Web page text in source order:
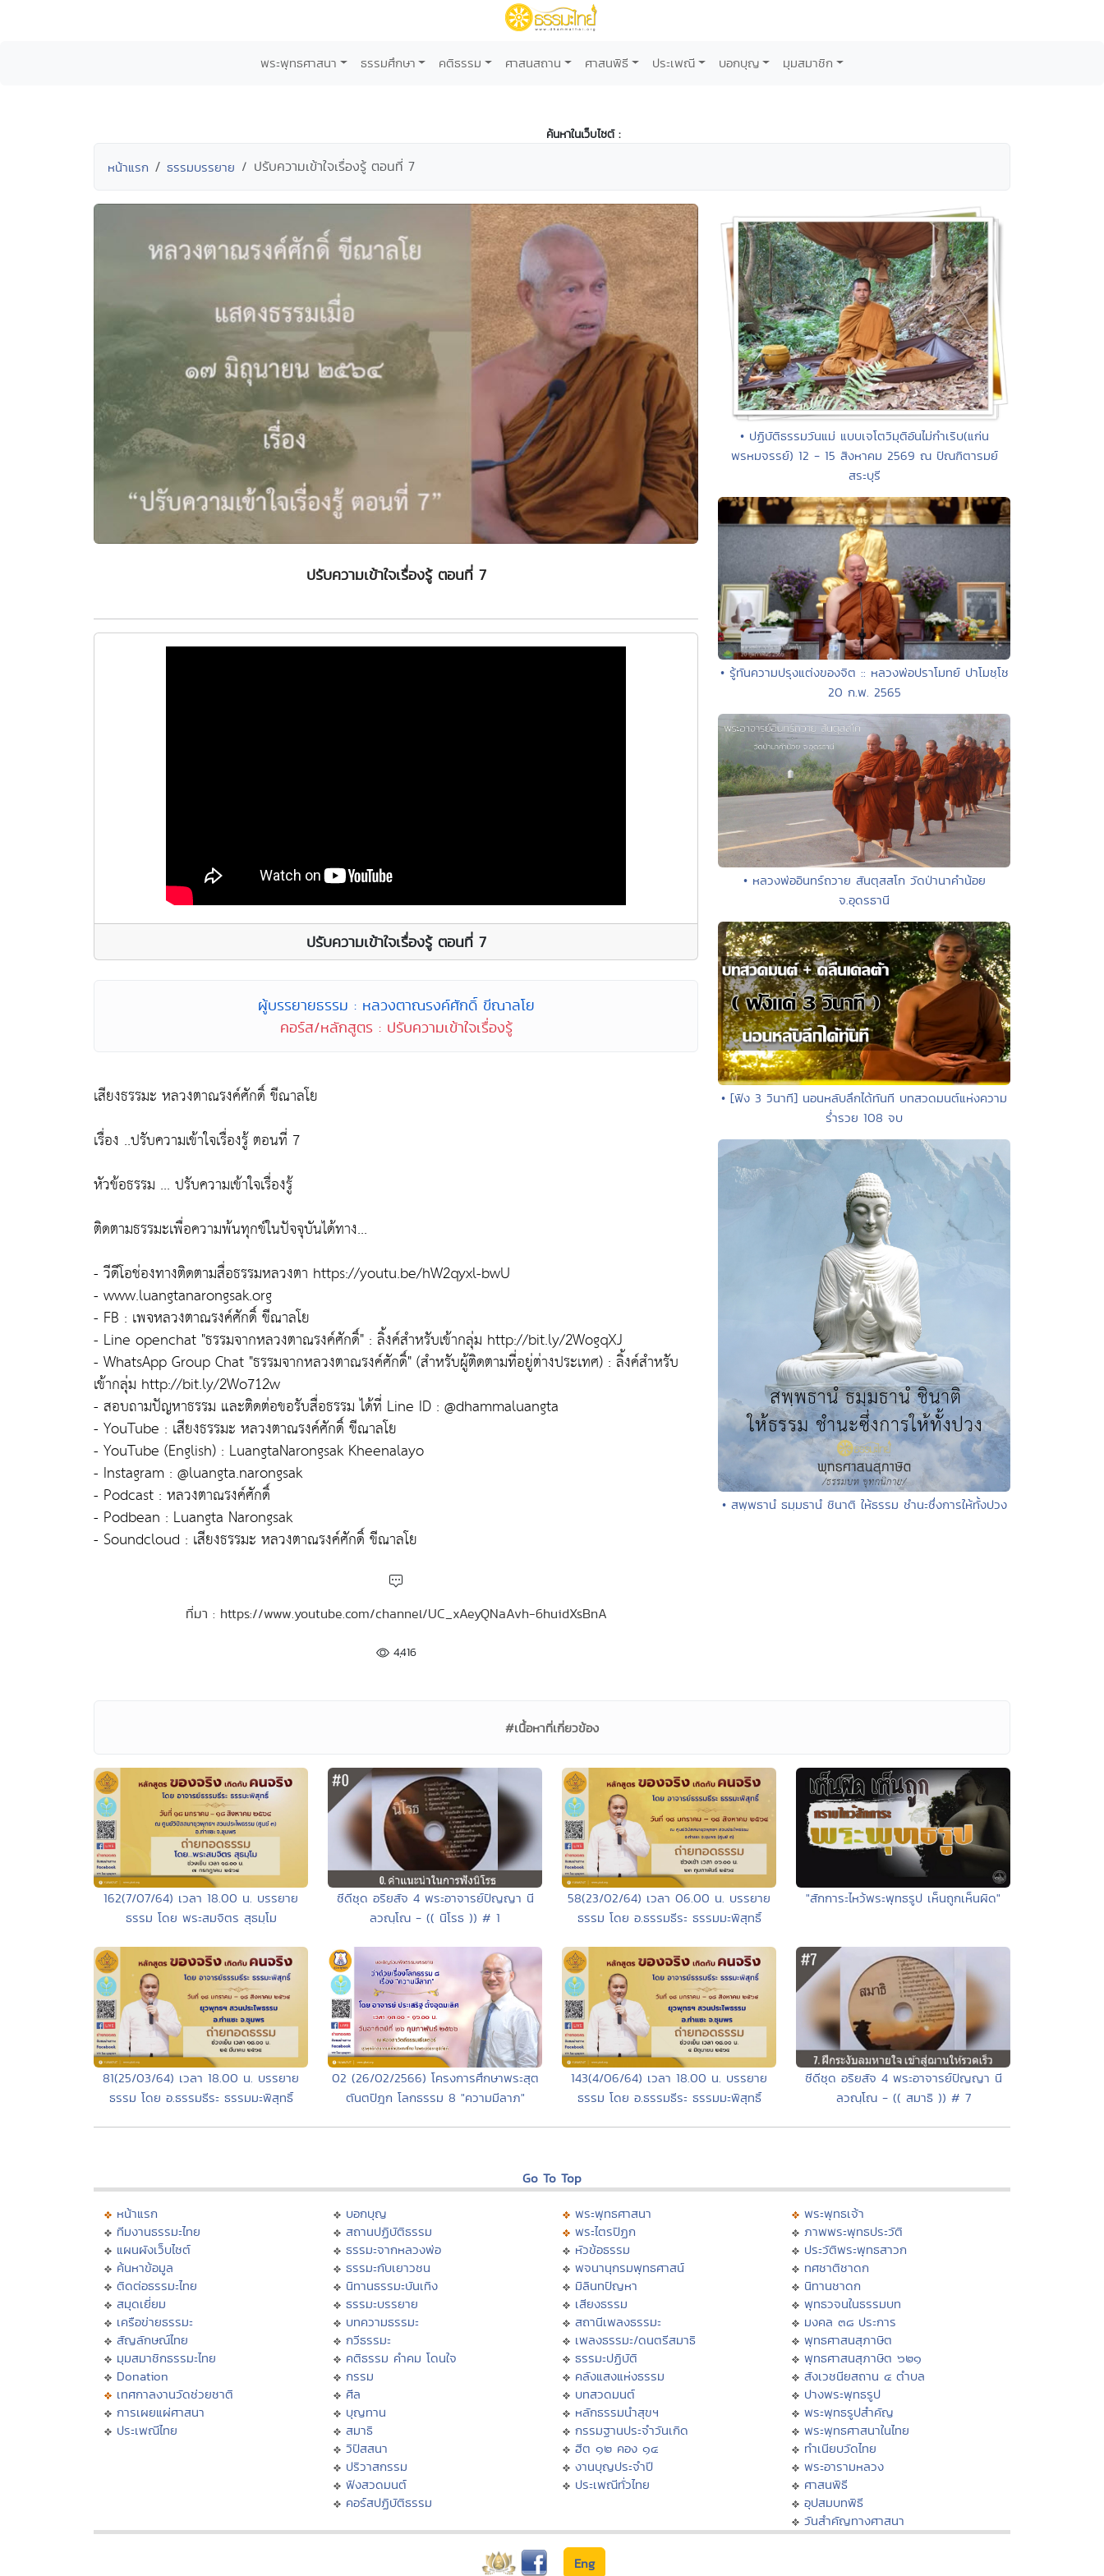
พระพุทธศาสนา ธรรมศึกษา คติธรรม ศาสนสถาน ศาสนพิธี ประเพณี บอกบุญ มุมสมาชิก
ค้นหาในเว็บไซต์ :
หน้าแรก ธรรมบรรยาย ปรับความเข้าใจเรื่องรู้ ตอนที่ 7
ปรับความเข้าใจเรื่องรู้ ตอนที่ 7
ปรับความเข้าใจเรื่องรู้ ตอนที่ 7
ผู้บรรยายธรรม : หลวงตาณรงค์ศักดิ์ ขีณาลโย
คอร์ส/หลักสูตร : ปรับความเข้าใจเรื่องรู้
เสียงธรรมะ หลวงตาณรงค์ศักดิ์ ขีณาลโย
เรื่อง ..ปรับความเข้าใจเรื่องรู้ ตอนที่ 7
หัวข้อธรรม ... ปรับความเข้าใจเรื่องรู้
ติดตามธรรมะเพื่อความพ้นทุกข์ในปัจจุบันได้ทาง...
- วีดีโอช่องทางติดตามสื่อธรรมหลวงตา https://youtu.be/hW2qyxl-bwU
- www.luangtanarongsak.org
- FB : เพจหลวงตาณรงค์ศักดิ์ ขีณาลโย
- Line openchat "ธรรมจากหลวงตาณรงค์ศักดิ์" : ลิ้งค์สำหรับเข้ากลุ่ม http://bit.ly/2WogqXJ
- WhatsApp Group Chat "ธรรมจากหลวงตาณรงค์ศักดิ์" (สำหรับผู้ติดตามที่อยู่ต่างประเทศ) : ลิ้งค์สำหรับ
เข้ากลุ่ม http://bit.ly/2Wo712w
- สอบถามปัญหาธรรม และติดต่อขอรับสื่อธรรม ได้ที่ Line ID : @dhammaluangta
- YouTube : เสียงธรรมะ หลวงตาณรงค์ศักดิ์ ขีณาลโย
- YouTube (English) : LuangtaNarongsak Kheenalayo
- Instagram : @luangta.narongsak
- Podcast : หลวงตาณรงค์ศักดิ์
- Podbean : Luangta Narongsak
- Soundcloud : เสียงธรรมะ หลวงตาณรงค์ศักดิ์ ขีณาลโย
ที่มา : https://www.youtube.com/channel/UC_xAeyQNaAvh-6huidXsBnA
4,416
• ปฏิบัติธรรมวันแม่ แบบเจโตวิมุติอันไม่กำเริบ(แก่น
พรหมจรรย์) 12 - 15 สิงหาคม 2569 ณ ปัณฑิตารมย์
สระบุรี
• รู้ทันความปรุงแต่งของจิต :: หลวงพ่อปราโมทย์ ปาโมชฺโช
20 ก.พ. 2565
• หลวงพ่ออินทร์ถวาย สันตุสสโก วัดป่านาคำน้อย
จ.อุดรธานี
• [ฟัง 3 วินาที] นอนหลับลึกได้ทันที บทสวดมนต์แห่งความ
ร่ำรวย 108 จบ
• สพฺพธานํ ธมฺมธานํ ชินาติ ให้ธรรม ชำนะซึ่งการให้ทั้งปวง
#เนื้อหาที่เกี่ยวข้อง
162(7/07/64) เวลา 18.00 น. บรรยาย
ธรรม โดย พระสมจิตร สุธมฺโม
ซีดีชุด อริยสัจ 4 พระอาจารย์ปัญญา นี
ลวณฺโณ - (( นิโรธ )) # 1
58(23/02/64) เวลา 06.00 น. บรรยาย
ธรรม โดย อ.ธรรมธีระ ธรรมมะพิสุทธิ์
"สักการะไหว้พระพุทธรูป เห็นถูกเห็นผิด"
81(25/03/64) เวลา 18.00 น. บรรยาย
ธรรม โดย อ.ธรรมธีระ ธรรมมะพิสุทธิ์
02 (26/02/2566) โครงการศึกษาพระสุต
ตันตปิฎก โลกธรรม 8 "ความมีลาภ"
143(4/06/64) เวลา 18.00 น. บรรยาย
ธรรม โดย อ.ธรรมธีระ ธรรมมะพิสุทธิ์
ซีดีชุด อริยสัจ 4 พระอาจารย์ปัญญา นี
ลวณฺโณ - (( สมาธิ )) # 7
Go To Top
หน้าแรก
ทีมงานธรรมะไทย
แผนผังเว็บไซต์
ค้นหาข้อมูล
ติดต่อธรรมะไทย
สมุดเยี่ยม
เครือข่ายธรรมะ
สัญลักษณ์ไทย
มุมสมาชิกธรรมะไทย
Donation
เทศกาลงานวัดช่วยชาติ
การเผยแผ่ศาสนา
ประเพณีไทย
บอกบุญ
สถานปฏิบัติธรรม
ธรรมะจากหลวงพ่อ
ธรรมะกับเยาวชน
นิทานธรรมะบันเทิง
ธรรมะบรรยาย
บทความธรรมะ
กวีธรรมะ
คติธรรม คำคม โดนใจ
กรรม
ศีล
บุญทาน
สมาธิ
วิปัสสนา
ปริวาสกรรม
ฟังสวดมนต์
คอร์สปฏิบัติธรรม
พระพุทธศาสนา
พระไตรปิฏก
หัวข้อธรรม
พจนานุกรมพุทธศาสน์
มิลินทปัญหา
เสียงธรรม
สถานีเพลงธรรมะ
เพลงธรรมะ/ดนตรีสมาธิ
ธรรมะปฏิบัติ
คลังแสงแห่งธรรม
บทสวดมนต์
หลักธรรมนำสุขฯ
กรรมฐานประจำวันเกิด
ฮีต ๑๒ คอง ๑๔
งานบุญประจำปี
ประเพณีทั่วไทย
พระพุทธเจ้า
ภาพพระพุทธประวัติ
ประวัติพระพุทธสาวก
ทศชาติชาดก
นิทานชาดก
พุทธวจนในธรรมบท
มงคล ๓๘ ประการ
พุทธศาสนสุภาษิต
พุทธศาสนสุภาษิต ๖๒๑
สังเวชนียสถาน ๔ ตำบล
ปางพระพุทธรูป
พระพุทธรูปสำคัญ
พระพุทธศาสนาในไทย
ทำเนียบวัดไทย
พระอารามหลวง
ศาสนพิธี
อุปสมบทพิธี
วันสำคัญทางศาสนา
Eng